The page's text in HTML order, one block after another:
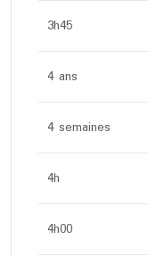
3h45
4 ans
4 semaines
4h
4h00